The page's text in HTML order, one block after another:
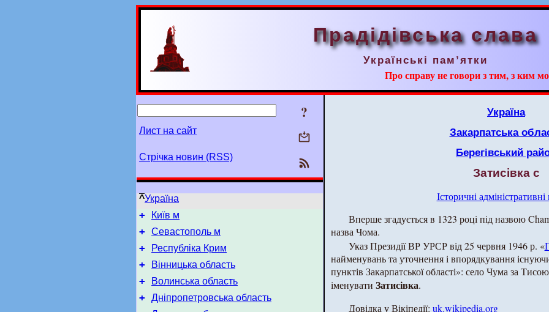
Прадідівська слава
Українські пам’ятки
Про справу не говори з тим, з ким
?
Лист на сайт
Стрічка новин (RSS)
^Україна
+ Київ м
+ Севастополь м
+ Республіка Крим
+ Вінницька область
+ Волинська область
+ Дніпропетровська область
Україна
Закарпатська
Берегівський
Затисівка с
Історичні
Вперше згадується в 1323 році під назвою
назва Чома.
Указ Президії ВР УРСР від 25 червня 1946 р. «
найменувань та уточнення і впорядкування
пунктів Закарпатської області»: село Чума за
іменувати Затисівка.
Довідка у Вікіпедії: uk.wikipedia.org